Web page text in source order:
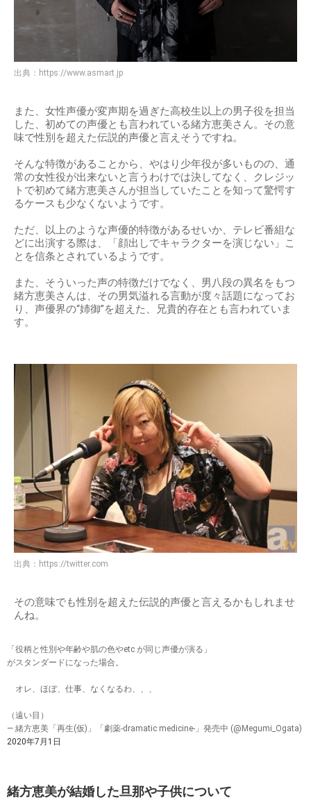
出典： https://www.asmart.jp
また、女性声優が変声期を過ぎた高校生以上の男子役を担当
した、初めての声優とも言われている緒方恵美さん。その意
味で性別を超えた伝説的声優と言えそうですね。
そんな特徴があることから、やはり少年役が多いものの、通
常の女性役が出来ないと言うわけでは決してなく、クレジッ
トで初めて緒方恵美さんが担当していたことを知って驚愕す
るケースも少なくないようです。
ただ、以上のような声優的特徴があるせいか、テレビ番組な
どに出演する際は、「顔出しでキャラクターを演じない」こ
とを信条とされているようです。
また、そういった声の特徴だけでなく、男八段の異名をもつ
緒方恵美さんは、その男気溢れる言動が度々話題になってお
り、声優界の“姉御”を超えた、兄貴的存在とも言われていま
す。
出典： https://twitter.com
その意味でも性別を超えた伝説的声優と言えるかもしれませ
んね。
「役柄と性別や年齢や肌の色やetc が同じ声優が演る」
がスタンダードになった場合。
オレ、ほぼ、仕事、なくなるわ、、、
（遠い目）
— 緒方恵美「再生(仮)」「劇薬-dramatic medicine-」発売中 (@Megumi_Ogata)
2020年7月1日
緒方恵美が結婚した旦那や子供について